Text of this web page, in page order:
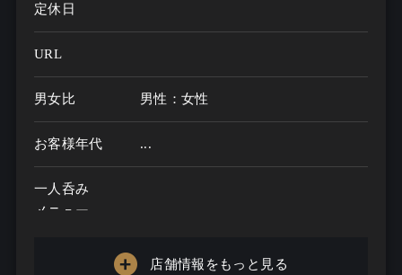
定休日
URL
男女比 男性：女性
お客様年代 ...
一人呑み
メニュー
店舗情報をもっと見る